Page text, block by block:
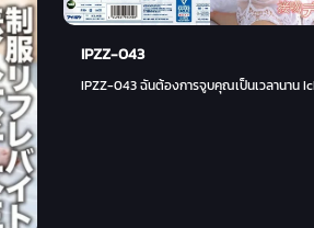
IPZZ-043
IPZZ-043 ฉันต้องการจูบคุณเป็นเวลานาน